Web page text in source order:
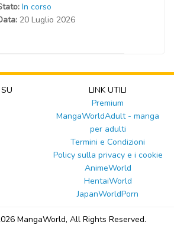
In corso
20 Luglio 2026
LINK UTILI
Premium
MangaWorldAdult - manga
per adulti
Termini e Condizioni
Policy sulla privacy e i cookie
AnimeWorld
HentaiWorld
JapanWorldPorn
MangaWorld, All Rights Reserved.